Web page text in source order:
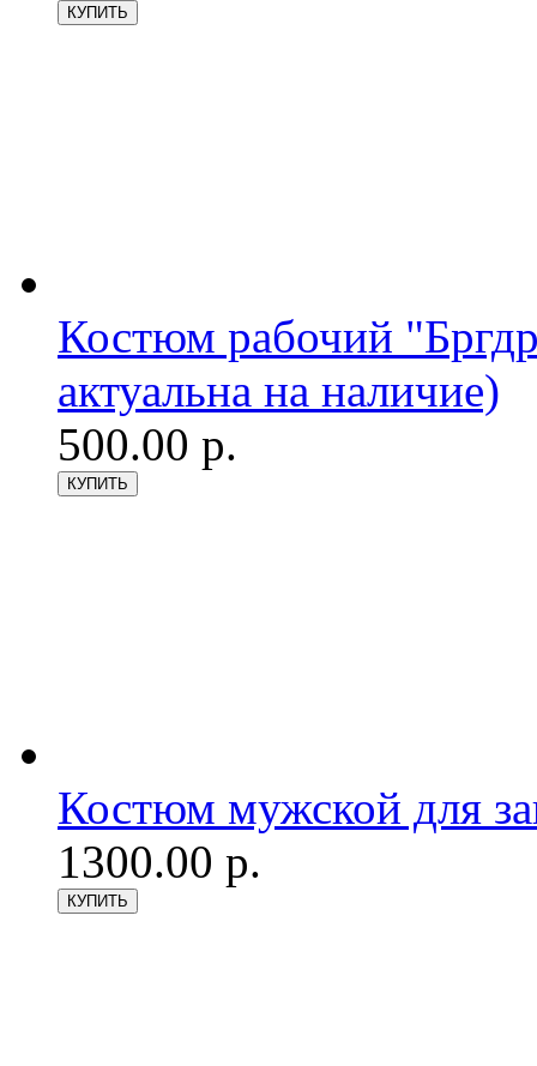
Костюм рабочий
актуальна на наличие)
500.00 р.
Костюм мужской для
1300.00 р.